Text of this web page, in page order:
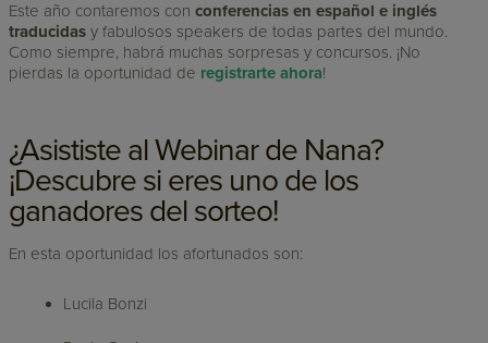
Este año contaremos conconferencias en español e inglés
traducidas y fabulosos speakers de todas partes del mundo.
Como siempre, habrá muchas sorpresas y concursos. ¡No
pierdas la oportunidad de registrarte ahora!
¿Asististe al Webinar de Nana?
¡Descubre si eres uno de los
ganadores del sorteo!
En esta oportunidad los afortunados son:
Lucila Bonzi